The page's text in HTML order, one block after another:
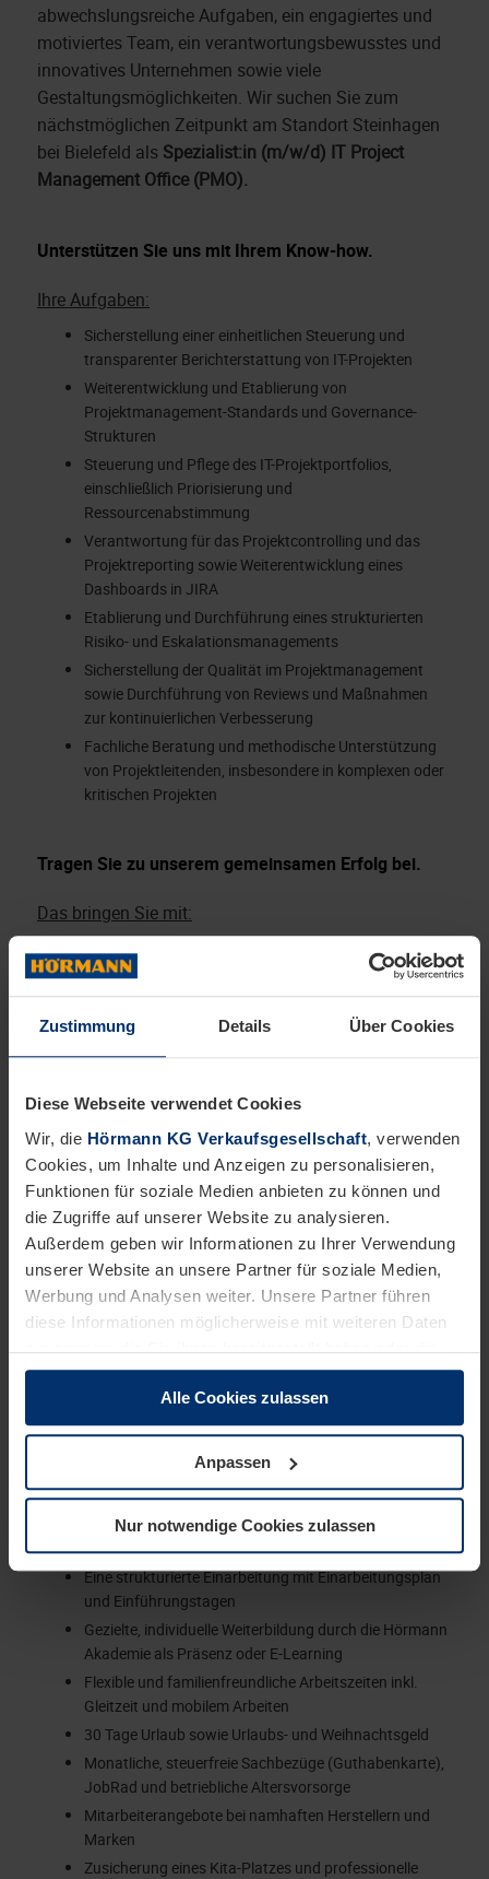
Zustimmung Details Über Cookies
Diese Webseite verwendet Cookies
Wir, die Hörmann KG Verkaufsgesellschaft, verwenden
Cookies, um Inhalte und Anzeigen zu personalisieren,
Funktionen für soziale Medien anbieten zu können und
die Zugriffe auf unserer Website zu analysieren.
Außerdem geben wir Informationen zu Ihrer Verwendung
unserer Website an unsere Partner für soziale Medien,
Werbung und Analysen weiter. Unsere Partner führen
diese Informationen möglicherweise mit weiteren Daten
zusammen, die Sie ihnen bereitgestellt haben oder die
sie im Rahmen Ihrer Nutzung der Dienste gesammelt
Rechtlich können wir Cookies auf Ihrem Gerät speichern,
wenn diese für den Betrieb dieser Seite unbedingt
wir Ihre Erlaubnis. Ihre Einwilligung können Sie jederzeit
in der Cookie-Erläuterung auf der Seite
Datenschutzerklärung unserer Website ändern oder
widerrufen.
Alle Cookies zulassen
Anpassen
Nur notwendige Cookies zulassen
abwechslungsreiche Aufgaben, ein engagiertes und
motiviertes Team, ein verantwortungsbewusstes und
innovatives Unternehmen sowie viele
Gestaltungsmöglichkeiten. Wir suchen Sie zum
nächstmöglichen Zeitpunkt am Standort Steinhagen
bei Bielefeld als Spezialist:in (m/w/d) IT Project
Management Office (PMO).
Unterstützen Sie uns mit Ihrem Know-how.
Ihre Aufgaben:
Sicherstellung einer einheitlichen Steuerung und
transparenter Berichterstattung von IT-Projekten
Weiterentwicklung und Etablierung von
Projektmanagement-Standards und Governance-
Strukturen
Steuerung und Pflege des IT-Projektportfolios,
einschließlich Priorisierung und
Ressourcenabstimmung
Verantwortung für das Projektcontrolling und das
Projektreporting sowie Weiterentwicklung eines
Dashboards in JIRA
Etablierung und Durchführung eines strukturierten
Risiko- und Eskalationsmanagements
Sicherstellung der Qualität im Projektmanagement
sowie Durchführung von Reviews und Maßnahmen
zur kontinuierlichen Verbesserung
Fachliche Beratung und methodische Unterstützung
von Projektleitenden, insbesondere in komplexen oder
kritischen Projekten
Tragen Sie zu unserem gemeinsamen Erfolg bei.
Das bringen Sie mit:
Ausbildung oder Studium im kaufmännischen oder
dem IT-Bereich
Umfangreiche Erfahrung im IT-Projektmanagement
bzw. dem IT-PMO-Umfeld
Fundierte Kenntnisse im Multiprojekt- und
Ausgeprägte Kommunikations-, Moderations- und
Beratungskompetenz
Souveränes, überzeugendes Auftreten auf
Management- und C-Level-Ebene
Verhandlungssichere Deutsch- und gute
Englischkenntnisse in Wort und Schrift
Identifikation mit unseren Werten Respekt,
Zusammenarbeit, Leidenschaft und Mut
Dies wäre wünschenswert:
z.B. Scrum, Prince2, o.ä.
Abgeschlossene Projektmanagement-Zertifizierungen
wie z.B. IPMA oder PMP
Wir möchten, dass Sie sich bei uns wohlfühlen.
Eine strukturierte Einarbeitung mit Einarbeitungsplan
und Einführungstagen
Gezielte, individuelle Weiterbildung durch die Hörmann
Akademie als Präsenz oder E-Learning
Flexible und familienfreundliche Arbeitszeiten inkl.
Gleitzeit und mobilem Arbeiten
30 Tage Urlaub sowie Urlaubs- und Weihnachtsgeld
Monatliche, steuerfreie Sachbezüge (Guthabenkarte),
JobRad und betriebliche Altersvorsorge
Mitarbeiterangebote bei namhaften Herstellern und
Marken
Zusicherung eines Kita-Platzes und professionelle